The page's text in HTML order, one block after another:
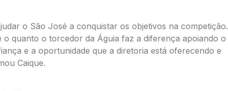
o São José a conquistar os objetivos na competição.
quanto o torcedor da Águia faz a diferença apoiando o
e a oportunidade que a diretoria está oferecendo e
Caique.